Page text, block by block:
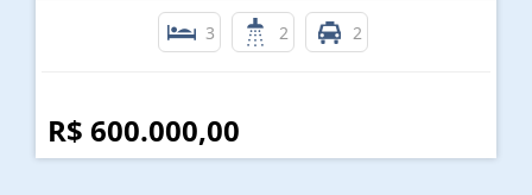
3 2 2
R$ 600.000,00